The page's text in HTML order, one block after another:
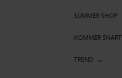
SUMMER SHOP
KOMMER SNART
TREND